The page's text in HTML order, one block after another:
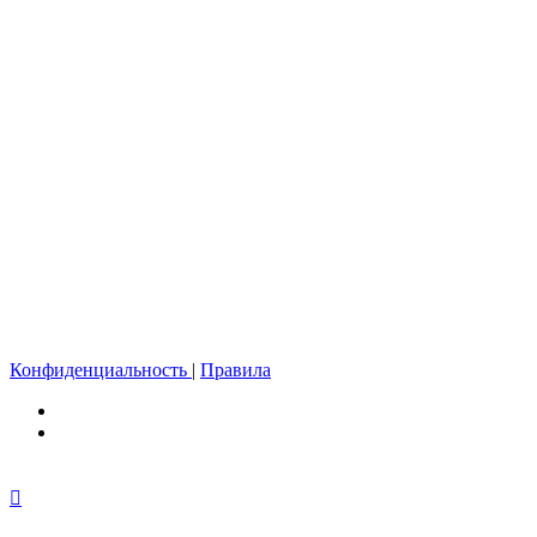
Конфиденциальность | Правила